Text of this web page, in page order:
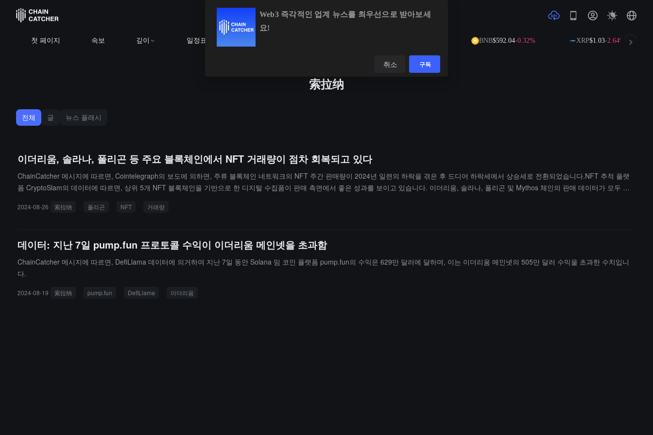
첫 페이지 속보 깊이 일정표 BNB$592.04-0.32% XRP$1.03-2.64%
索拉纳
전체 글 뉴스 플래시
이더리움, 솔라나, 폴리곤 등 주요 블록체인에서 NFT 거래량이 점차 회복되고 있다
ChainCatcher 메시지에 따르면, Cointelegraph의 보도에 의하면, 주류 블록체인 네트워크의 NFT 주간 판매량이 2024년 일련의 하락을 겪은 후 드디어 하락세에서 상승세로 전환되었습니다.NFT 추적 플랫
폼 CryptoSlam의 데이터에 따르면, 상위 5개 NFT 블록체인을 기반으로 한 디지털 수집품이 판매 측면에서 좋은 성과를 보이고 있습니다. 이더리움, 솔라나, 폴리곤 및 Mythos 체인의 판매 데이터가 모두 증
는 전주 대비 37.97% 증가한 수치입니다.
2024-08-26 索拉纳 폴리곤 NFT 거래량
데이터: 지난 7일 pump.fun 프로토콜 수익이 이더리움 메인넷을 초과함
ChainCatcher 메시지에 따르면, DefiLlama 데이터에 의거하여 지난 7일 동안 Solana 밈 코인 플랫폼 pump.fun의 수익은 629만 달러에 달하며, 이는 이더리움 메인넷의 505만 달러 수익을 초과한 수치입니
다.
2024-08-19 索拉纳 pump.fun DefiLlama 이더리움
Web3 즉각적인 업계 뉴스를 최우선으로 받아보세
요!
취소 구독